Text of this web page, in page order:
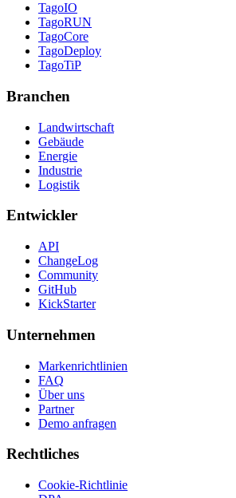
TagoIO
TagoRUN
TagoCore
TagoDeploy
TagoTiP
Branchen
Landwirtschaft
Gebäude
Energie
Industrie
Logistik
Entwickler
API
ChangeLog
Community
GitHub
KickStarter
Unternehmen
Markenrichtlinien
FAQ
Über uns
Partner
Demo anfragen
Rechtliches
Cookie-Richtlinie